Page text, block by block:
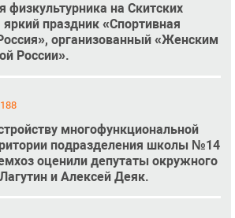
физкультурника на Скитских
яркий праздник «Спортивная
организованный «Женским
России».
188
многофункциональной
подразделения школы №14
оценили депутаты окружного
и Алексей Деяк.